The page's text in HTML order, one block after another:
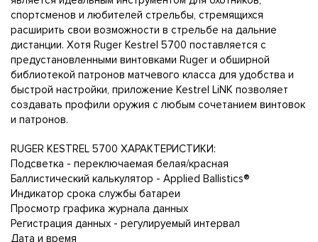
спортсменов и любителей стрельбы, стремящихся
расширить свои возможности в стрельбе на дальние
дистанции. Хотя Ruger Kestrel 5700 поставляется с
предустановленными винтовками Ruger и обширной
библиотекой патронов матчевого класса для удобства и
быстрой настройки, приложение Kestrel LiNK позволяет
создавать профили оружия с любым сочетанием винтовок
и патронов.
RUGER KESTREL 5700 ХАРАКТЕРИСТИКИ:
Подсветка - переключаемая белая/красная
Баллистический калькулятор - Applied Ballistics®
Индикатор срока службы батареи
Просмотр графика журнала данных
Регистрация данных - регулируемый интервал
Дата и время